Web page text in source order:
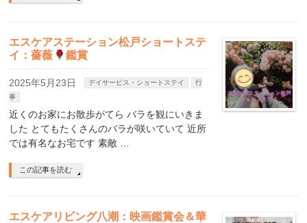
エスケアステーション松戸ショートステ
イ：薔薇
鑑賞
2025年5月23日 デイサービス・ショートステイ
行
事
近くのお家にお散歩がてら バラを観にいきま
した とてもたくさんのバラが咲いていて 近所
では有名なお宅です 素敵 …
この記事を読む
エスケアリビング八潮：映画鑑賞会＆華